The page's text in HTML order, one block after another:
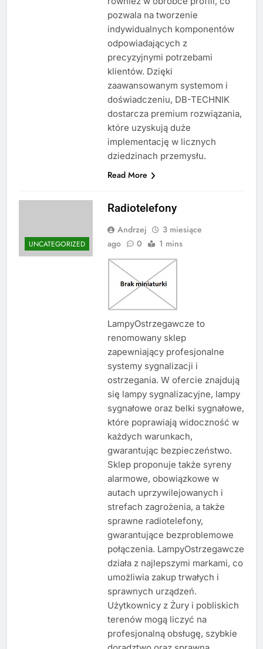
pozwala na tworzenie
indywidualnych komponentów
odpowiadających z
precyzyjnymi potrzebami
klientów. Dzięki
zaawansowanym systemom i
doświadczeniu, DB-TECHNIK
dostarcza premium rozwiązania,
które uzyskują duże
implementację w licznych
dziedzinach przemysłu.
Read More
UNCATEGORIZED
Radiotelefony
Andrzej
3 miesiące
ago
0 1 mins
LampyOstrzegawcze to
renomowany sklep
zapewniający profesjonalne
systemy sygnalizacji i
ostrzegania. W ofercie znajdują
się lampy sygnalizacyjne, lampy
sygnałowe oraz belki sygnałowe,
które poprawiają widoczność w
każdych warunkach,
gwarantując bezpieczeństwo.
Sklep proponuje także syreny
alarmowe, obowiązkowe w
autach uprzywilejowanych i
strefach zagrożenia, a także
sprawne radiotelefony,
gwarantujące bezproblemowe
połączenia. LampyOstrzegawcze
działa z najlepszymi markami, co
umożliwia zakup trwałych i
sprawnych urządzeń.
Użytkownicy z Żury i pobliskich
terenów mogą liczyć na
profesjonalną obsługę, szybkie